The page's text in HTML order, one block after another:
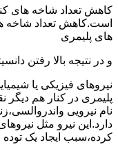
کاهش تعداد شاخه های
است.کاهش تعداد شاخه
های پلیمری
و در نتیجه بالا رفتن
نیروهای فیزیکی یا
پلیمری در کنار هم دیگر
نام نیرویی
دارد.این نیرو مثل
کرده،سبب ایجاد یک